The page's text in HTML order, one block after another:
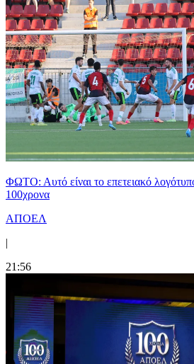
ΦΩΤΟ: Αυτό είναι το επετειακό
100χρονα
ΑΠΟΕΛ
|
21:56